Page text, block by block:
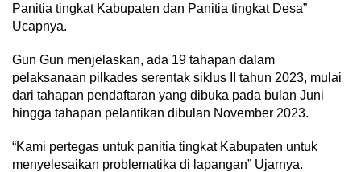
Panitia tingkat Kabupaten dan Panitia tingkat Desa”
Ucapnya.
Gun Gun menjelaskan, ada 19 tahapan dalam
pelaksanaan pilkades serentak siklus II tahun 2023, mulai
dari tahapan pendaftaran yang dibuka pada bulan Juni
hingga tahapan pelantikan dibulan November 2023.
“Kami pertegas untuk panitia tingkat Kabupaten untuk
menyelesaikan problematika di lapangan” Ujarnya.